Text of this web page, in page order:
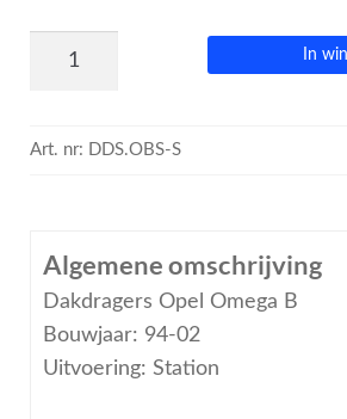
In
Art. nr: DDS.OBS-S
Algemene omschrijving
Dakdragers Opel Omega B
Bouwjaar: 94-02
Uitvoering: Station